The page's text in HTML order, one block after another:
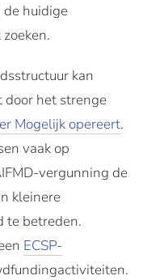
huidige
kan
door het strenge
Mogelijk opereert.
vaak op
vergunning de
kleinere
te betreden.
ECSP-